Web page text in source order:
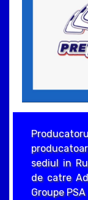
sediul in
de catre
Groupe